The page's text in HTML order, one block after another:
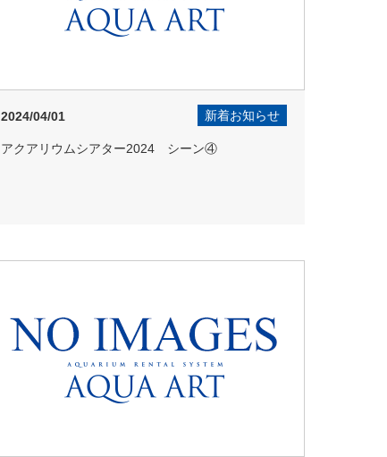
2024/04/01 新着お知らせ
アクアリウムシアター2024 シーン④